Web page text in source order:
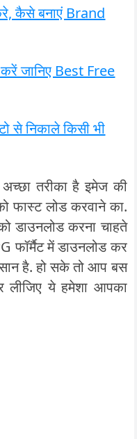
कैसे बनाएं Brand
जानिए Best Free
से निकाले किसी भी
तरीका है इमेज की
फास्ट लोड करवाने का.
डाउनलोड करना चाहते
फॉर्मैट में डाउनलोड कर
है. हो सके तो आप बस
लीजिए ये हमेशा आपका